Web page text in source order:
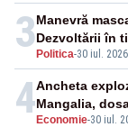
3Politica-30 iul.
Manevră
Dezvoltării în
4Economie-30 iul.
Ancheta
Mangalia,